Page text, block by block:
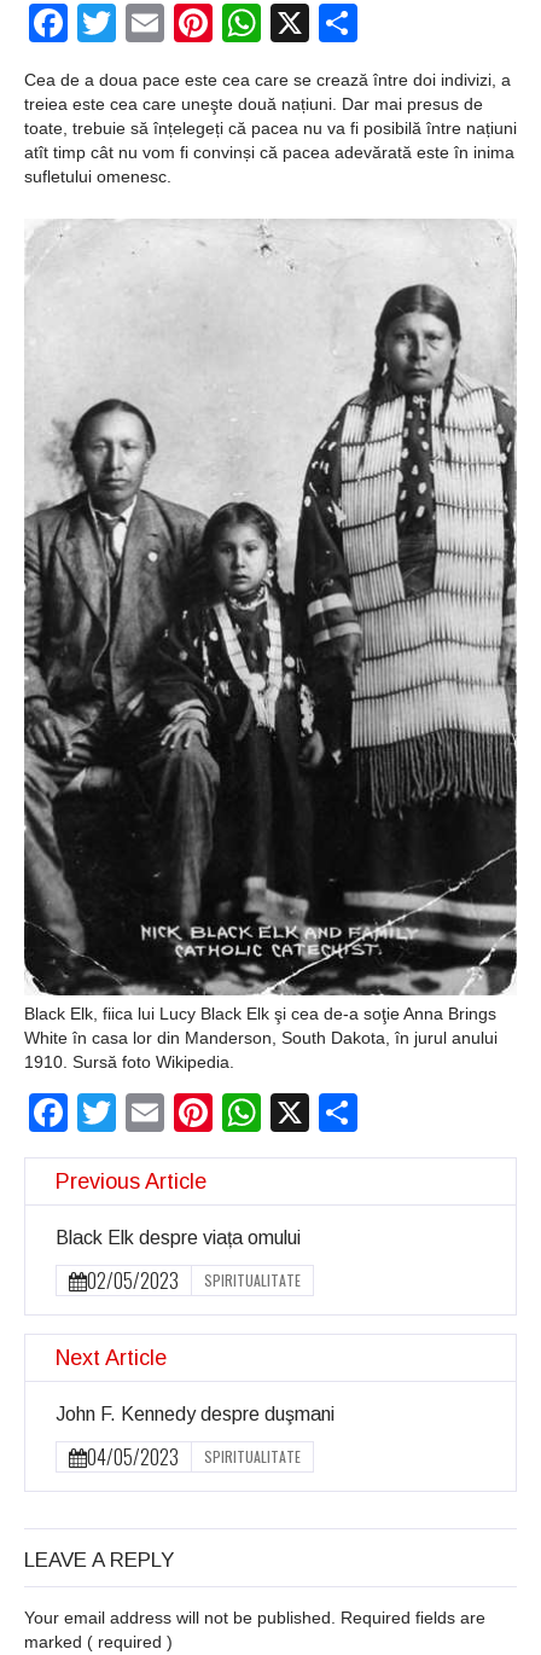
Facebook
Twitter
EmailPinterest
WhatsApp
X
Cea de a doua pace este cea care se crează între doi indivizi, a
treiea este cea care uneşte două națiuni. Dar mai presus de
toate, trebuie să înțelegeți că pacea nu va fi posibilă între națiuni
atît timp cât nu vom fi convinși că pacea adevărată este în inima
sufletului omenesc.
Black Elk, fiica lui Lucy Black Elk şi cea de-a soţie Anna Brings
White în casa lor din Manderson, South Dakota, în jurul anului
1910. Sursă foto Wikipedia.
Facebook
Twitter
EmailPinterest
WhatsApp
X
Previous Article
Black Elk despre viața omului
02/05/2023 SPIRITUALITATE
Next Article
John F. Kennedy despre duşmani
04/05/2023 SPIRITUALITATE
LEAVE A REPLY
Your email address will not be published. Required fields are
marked ( required )